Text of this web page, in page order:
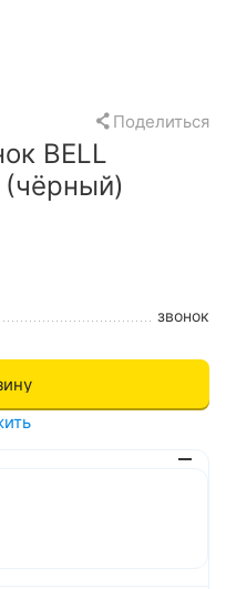
Поделиться
BELL
(чёрный)
звонок